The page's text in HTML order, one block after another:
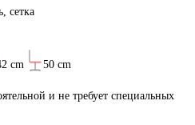
сетка
cm 50 cm
и не требует специальных